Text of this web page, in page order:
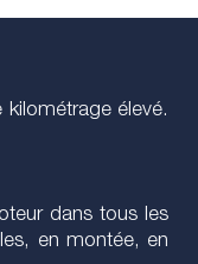
élevé.
dans tous les
en montée, en